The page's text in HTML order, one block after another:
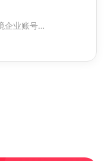
企业账号…